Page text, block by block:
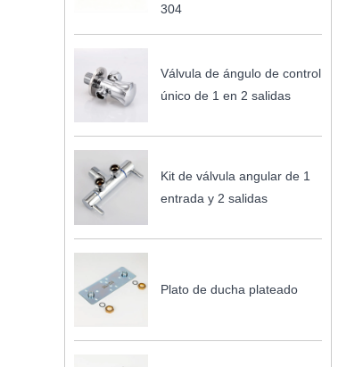
304
Válvula de ángulo de control
único de 1 en 2 salidas
Kit de válvula angular de 1
entrada y 2 salidas
Plato de ducha plateado